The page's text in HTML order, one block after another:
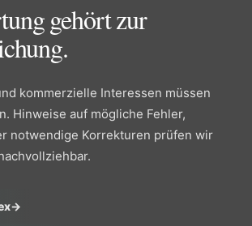
gehört zur
kommerzielle Interessen müssen
Hinweise auf mögliche Fehler,
notwendige Korrekturen prüfen wir
→